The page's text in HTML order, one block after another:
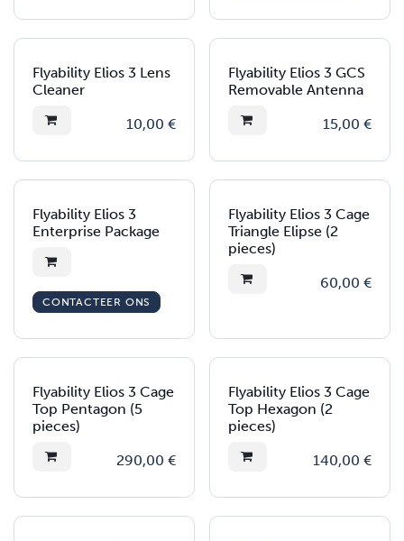
Flyability Elios 3 Lens
Cleaner
10,00 €
Flyability Elios 3 GCS
Removable Antenna
15,00 €
Flyability Elios 3
Enterprise Package
CONTACTEER ONS
Flyability Elios 3 Cage
Triangle Elipse (2
pieces)
60,00 €
Flyability Elios 3 Cage
Top Pentagon (5
pieces)
290,00 €
Flyability Elios 3 Cage
Top Hexagon (2
pieces)
140,00 €